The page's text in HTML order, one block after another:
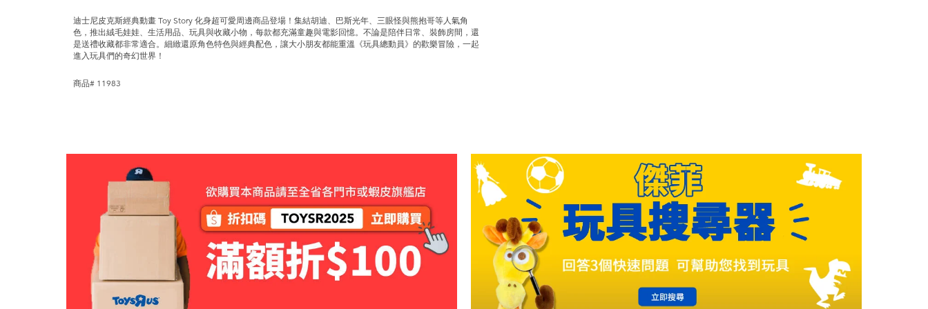
迪士尼皮克斯經典動畫 Toy Story 化身超可愛周邊商品登場！集結胡迪、巴斯光年、三眼怪與熊抱哥等人氣角
色，推出絨毛娃娃、生活用品、玩具與收藏小物，每款都充滿童趣與電影回憶。不論是陪伴日常、裝飾房間，還
是送禮收藏都非常適合。細緻還原角色特色與經典配色，讓大小朋友都能重溫《玩具總動員》的歡樂冒險，一起
進入玩具們的奇幻世界！
商品# 11983